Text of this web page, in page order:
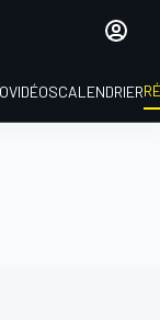
VIDÉOSCALENDRIER